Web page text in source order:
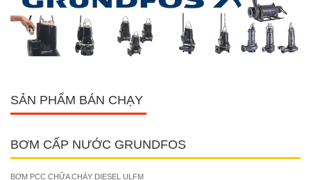
SẢN PHẨM BÁN CHẠY
BƠM CẤP NƯỚC GRUNDFOS
BƠM PCC CHỮA CHÁY DIESEL ULFM